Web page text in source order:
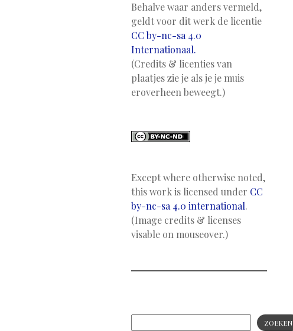
Behalve waar anders vermeld,
geldt voor dit werk de licentie
CC by-nc-sa 4.0
Internationaal.
(Credits & licenties van
plaatjes zie je als je je muis
eroverheen beweegt.)
Except where otherwise noted,
this work is licensed under CC
by-nc-sa 4.0 international.
(Image credits & licenses
visable on mouseover.)
ZOEKEN